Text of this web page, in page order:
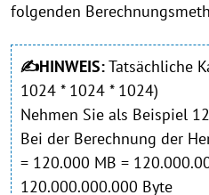
folgenden
✍HINWEIS:Tatsächliche
1024 * 1024 * 1024)
Nehmen Sie als Beispiel
Bei der Berechnung der
= 120.000 MB =
120.000.000.000 Byte